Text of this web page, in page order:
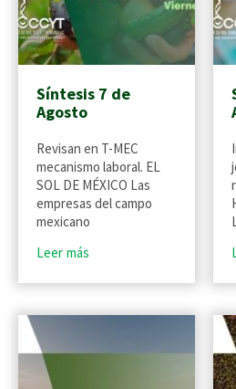
Síntesis 7 de
Agosto
Revisan en T-MEC
mecanismo laboral. EL
SOL DE MÉXICO Las
empresas del campo
mexicano
Leer más